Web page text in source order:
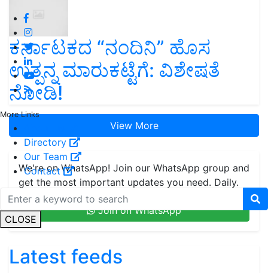
More Links
Directory
Our Team
Contact
CLOSE
ಕರ್ನಾಟಕದ “ನಂದಿನಿ” ಹೊಸ
ಉತ್ಪನ್ನ ಮಾರುಕಟ್ಟೆಗೆ: ವಿಶೇಷತೆ
ನೋಡಿ!
View More
We're on WhatsApp! Join our WhatsApp group and
get the most important updates you need. Daily.
Join on WhatsApp
Latest feeds